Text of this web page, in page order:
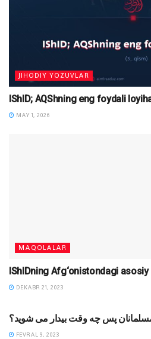
JIHODIY YOZUVLAR
IShID; AQShning eng foydali
MAY 1, 2026
MAQOLALAR
IShIDning Afg‘onistondagi asosiy
DEKABR 21, 2023
پس چه وقت بیدار می شوید؟
FEVRAL 9, 2023